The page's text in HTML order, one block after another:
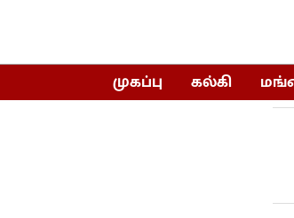
முகப்பு கல்கி